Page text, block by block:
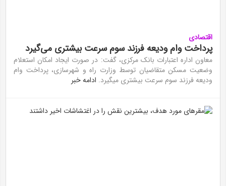
اقتصادی
پرداخت وام ودیعه فرزند سوم سرعت بیشتری می‎‌گیرد
معاون اداره اعتبارات بانک مرکزی، گفت: در صورت ایجاد امکان استعلام
وضعیت مسکن متقاضیان توسط وزارت راه و شهرسازی، پرداخت وام
ودیعه فرزند سوم سرعت بیشتری میگیرد. ادامه خبر